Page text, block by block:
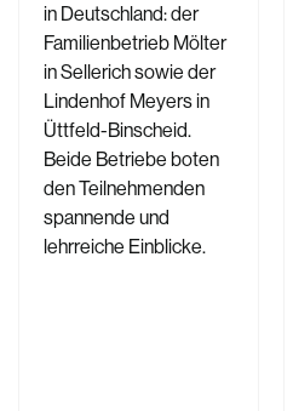
in Deutschland: der
Familienbetrieb Mölter
in Sellerich sowie der
Lindenhof Meyers in
Üttfeld-Binscheid.
Beide Betriebe boten
den Teilnehmenden
spannende und
lehrreiche Einblicke.